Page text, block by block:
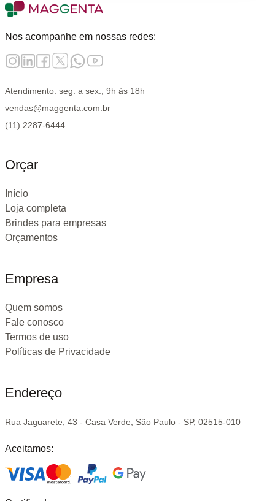
Nos acompanhe em nossas redes:
Atendimento: seg. a sex., 9h às 18h
vendas@maggenta.com.br
(11) 2287-6444
Orçar
Início
Loja completa
Brindes para empresas
Orçamentos
Empresa
Quem somos
Fale conosco
Termos de uso
Políticas de Privacidade
Endereço
Rua Jaguarete, 43 - Casa Verde, São Paulo - SP, 02515-010
Aceitamos: